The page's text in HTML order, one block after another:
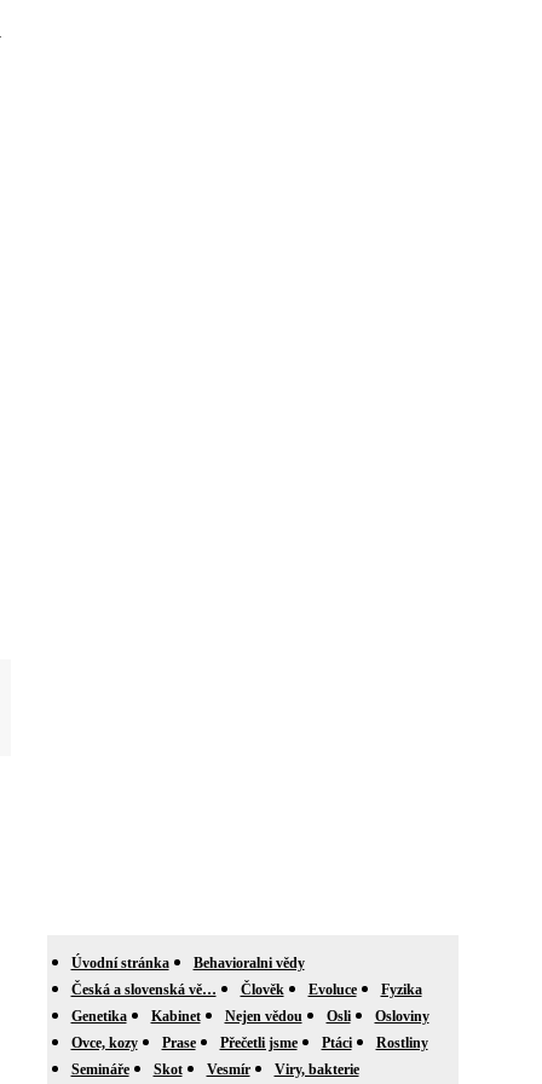
Úvodní stránka
Behavioralni vědy
Česká a slovenská vě…
Člověk Evoluce
Fyzika
Genetika
Kabinet Nejen vědou Osli
Osloviny
Ovce, kozy
Prase Přečetli jsme Ptáci
Rostliny
Semináře
Skot Vesmír
Viry, bakterie